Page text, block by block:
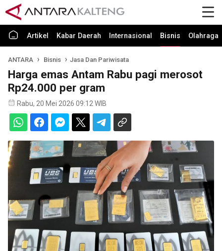
Artikel Kabar Daerah Internasional Bisnis Olahraga
ANTARA Bisnis Jasa Dan Pariwisata
Harga emas Antam Rabu pagi merosot
Rp24.000 per gram
Rabu, 20 Mei 2026 09:12 WIB